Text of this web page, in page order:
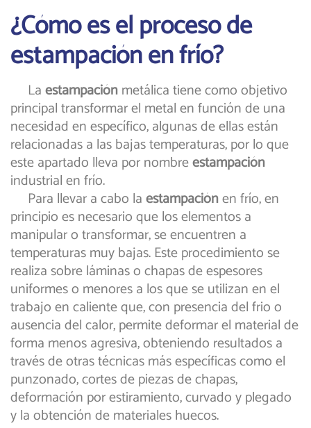
¿Cómo es el proceso de
estampación en frío?
Laestampaciónmetálica tiene como objetivo
principal transformar el metal en función de una
necesidad en específico, algunas de ellas están
relacionadas a las bajas temperaturas, por lo que
este apartado lleva por nombreestampación
industrial en frío.
Para llevar a cabo laestampaciónenfrío, en
principio es necesario que los elementos a
manipular o transformar, se encuentren a
temperaturas muy bajas. Este procedimiento se
realiza sobre láminas o chapas de espesores
uniformes o menores a los que se utilizan en el
trabajo en caliente que, con presencia del frio o
ausencia del calor, permite deformar el material de
forma menos agresiva, obteniendo resultados a
través de otras técnicas más específicas como el
punzonado, cortes de piezas de chapas,
deformación por estiramiento, curvado y plegado
y la obtención de materiales huecos.